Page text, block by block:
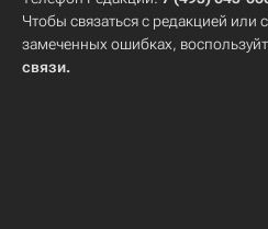
Чтобы связаться с редакцией или
замеченных ошибках,
связи.